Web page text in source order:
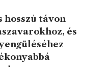
hosszú távon
és